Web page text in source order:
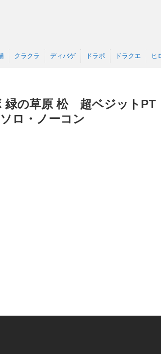
クラクラ ディバゲ ドラポ ドラクエ ヒ
緑の草原 松 超ベジットPT
ロ・ノーコン